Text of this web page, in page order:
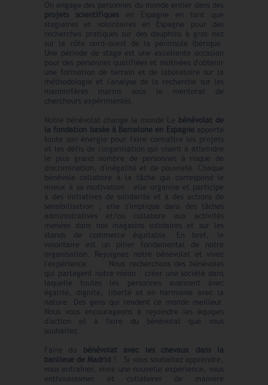
On engage des personnes du monde entier dans des
projets scientifiques en Espagne en tant que
stagiaires et volontaires en Espagne pour des
recherches pratiques sur des dauphins à gros nez
sur la côte nord-ouest de la péninsule ibérique.
Une période de stage est une excellente occasion
pour des personnes qualifiées et motivées d'obtenir
une formation de terrain et de laboratoire sur la
méthodologie et l'analyse de la recherche sur les
mammifères marins sous le mentorat de
chercheurs expérimentés.
Notre bénévolat change le monde Le bénévolat de
la fondation basée à Barcelone en Espagneapporte
toute son énergie pour faire connaître les projets
et les défis de l'organisation qui visent à atteindre
le plus grand nombre de personnes à risque de
discrimination, d'inégalité et de pauvreté. Chaque
bénévole collabore à la tâche qui correspond le
mieux à sa motivation : elle organise et participe
à des initiatives de solidarité et à des actions de
sensibilisation ; elle s'implique dans des tâches
administratives et/ou collabore aux activités
menées dans nos magasins solidaires et sur les
stands de commerce équitable. En bref, le
volontaire est un pilier fondamental de notre
organisation. Rejoignez notre bénévolat et vivez
l'expérience. Nous recherchons des bénévoles
qui partagent notre vision : créer une société dans
laquelle toutes les personnes avancent avec
égalité, dignité, liberté et en harmonie avec la
nature. Des gens qui rendent ce monde meilleur.
Nous vous encourageons à rejoindre les équipes
d'action et à faire du bénévolat que vous
souhaitez.
Faire du
bénévolat avec les chevaux dans la
banlieue de Madrid ! Si vous souhaitez apprendre,
vous entraîner, vivre une nouvelle expérience, vous
enthousiasmer et collaborer de manière